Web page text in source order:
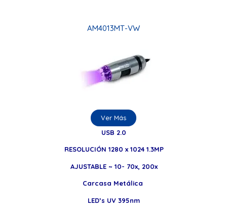
AM4013MT-VW
USB 2.0
RESOLUCIÓN 1280 x 1024 1.3MP
AJUSTABLE ~ 10- 70x, 200x
Carcasa Metálica
LED’s UV 395nm
Ver Más